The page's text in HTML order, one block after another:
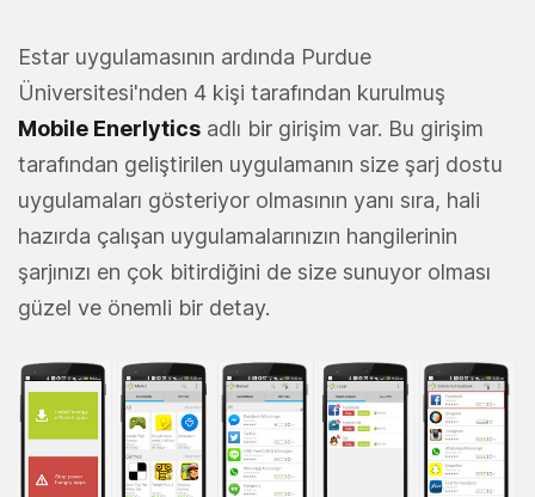
Estar uygulamasının ardında Purdue
Üniversitesi'nden 4 kişi tarafından kurulmuş
Mobile Enerlytics adlı bir girişim var. Bu girişim
tarafından geliştirilen uygulamanın size şarj dostu
uygulamaları gösteriyor olmasının yanı sıra, hali
hazırda çalışan uygulamalarınızın hangilerinin
şarjınızı en çok bitirdiğini de size sunuyor olması
güzel ve önemli bir detay.